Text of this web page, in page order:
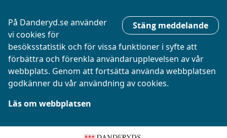
Stäng meddelande
På Danderyd.se använder
vi cookies för
besöksstatistik och för vissa funktioner i syfte att
förbättra och förenkla användarupplevelsen av vår
webbplats. Genom att fortsätta använda webbplatsen
godkänner du vår användning av cookies.
Läs om webbplatsen